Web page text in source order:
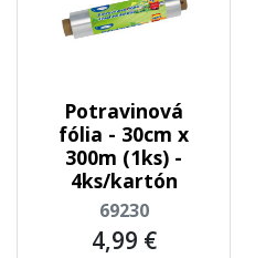
Potravinová
fólia - 30cm x
300m (1ks) -
4ks/kartón
69230
4,99 €